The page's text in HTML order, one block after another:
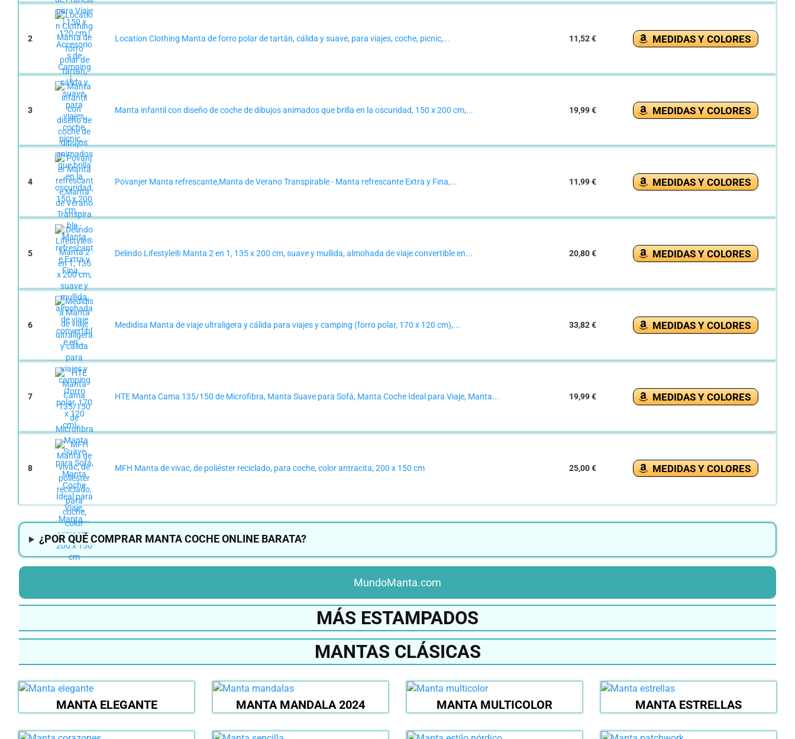
2 Location Clothing Manta de forro polar de tartán, cálida y suave, para viajes, coche, picnic,... 11,52 € MEDIDAS Y COLORES
3 Manta infantil con diseño de coche de dibujos animados que brilla en la oscuridad, 150 x 200 cm,... 19,99 € MEDIDAS Y COLORES
4 Povanjer Manta refrescante,Manta de Verano Transpirable - Manta refrescante Extra y Fina,... 11,99 € MEDIDAS Y COLORES
5 Delindo Lifestyle® Manta 2 en 1, 135 x 200 cm, suave y mullida, almohada de viaje convertible en... 20,80 € MEDIDAS Y COLORES
6 Medidisa Manta de viaje ultraligera y cálida para viajes y camping (forro polar, 170 x 120 cm),... 33,82 € MEDIDAS Y COLORES
7 HTE Manta Cama 135/150 de Microfibra, Manta Suave para Sofá, Manta Coche Ideal para Viaje, Manta... 19,99 € MEDIDAS Y COLORES
8 MFH Manta de vivac, de poliéster reciclado, para coche, color antracita, 200 x 150 cm 25,00 € MEDIDAS Y COLORES
¿POR QUÉ COMPRAR MANTA COCHE ONLINE BARATA?
MundoManta.com
MÁS ESTAMPADOS
MANTAS CLÁSICAS
MANTA ELEGANTE MANTA MANDALA 2024 MANTA MULTICOLOR MANTA ESTRELLAS